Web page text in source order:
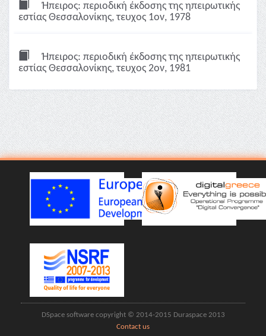
Ήπειρος: περιοδική έκδοσης της ηπειρωτικής
εστίας Θεσσαλονίκης, τευχος 1ον, 1978
Ήπειρος: περιοδική έκδοσης της ηπειρωτικής
εστίας Θεσσαλονίκης, τευχος 2ον, 1981
DSpace software copyright © 2014-2015 Duraspace 2013
Contact us